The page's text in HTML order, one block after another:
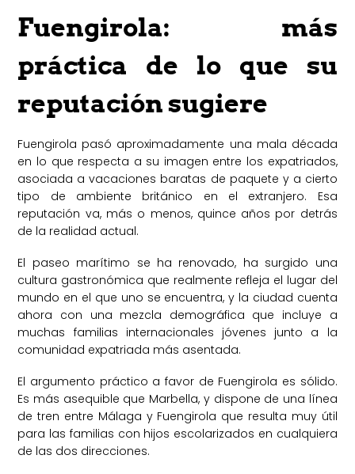
Fuengirola: más
práctica de lo que su
reputación sugiere
Fuengirola pasó aproximadamente una mala década
en lo que respecta a su imagen entre los expatriados,
asociada a vacaciones baratas de paquete y a cierto
tipo de ambiente británico en el extranjero. Esa
reputación va, más o menos, quince años por detrás
de la realidad actual.
El paseo marítimo se ha renovado, ha surgido una
cultura gastronómica que realmente refleja el lugar del
mundo en el que uno se encuentra, y la ciudad cuenta
ahora con una mezcla demográfica que incluye a
muchas familias internacionales jóvenes junto a la
comunidad expatriada más asentada.
El argumento práctico a favor de Fuengirola es sólido.
Es más asequible que Marbella, y dispone de una línea
de tren entre Málaga y Fuengirola que resulta muy útil
para las familias con hijos escolarizados en cualquiera
de las dos direcciones.